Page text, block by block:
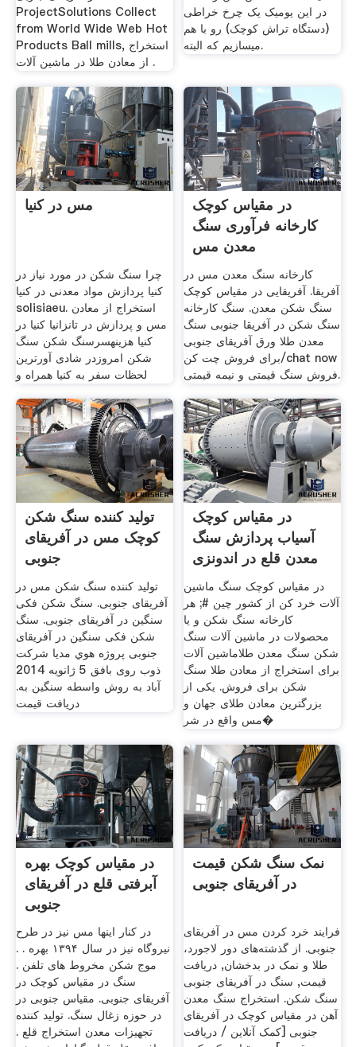
ProjectSolutions Collect
from World Wide Web Hot
Products Ball mills, استخراج
از معادن طلا در ماشین آلات .
در این یومیک یک چرخ خراطی
(دستگاه تراش کوچک) رو با هم
میسازیم که البته.
مس در کنیا
چرا سنگ شکن در مورد نیاز در
کنیا پردازش مواد معدنی در کنیا
solisiaeu. استخراج از معادن
مس و پردازش در تانزانیا کنیا در
کنیا هزینهسرسنگ شکن سنگ
شکن امروزدر شادی آورترین
لحظات سفر به کنیا همراه و
در مقیاس کوچک
کارخانه فرآوری سنگ
معدن مس
کارخانه سنگ معدن مس در
آفریقا. آفریقایی در مقیاس کوچک
سنگ شکن معدن. سنگ کارخانه
سنگ شکن در آفریقا جنوبی سنگ
معدن طلا ورق آفریقای جنوبی
برای فروش چت کن/chat now
فروش سنگ قیمتی و نیمه قیمتی.
تولید کننده سنگ شکن
کوچک مس در آفریقای
جنوبی
تولید کننده سنگ شکن مس در
آفریقای جنوبی. سنگ شکن فکی
سنگین در آفریقای جنوبی. سنگ
شکن فکی سنگین در آفریقای
جنوبی پروژه هوي مديا شرکت
ذوب روی بافق 5 ژانويه 2014
آباد به روش واسطه سنگین به.
دریافت قیمت
در مقیاس کوچک
آسیاب پردازش سنگ
معدن قلع در اندونزی
در مقیاس کوچک سنگ ماشین
آلات خرد کن از کشور چین #; هر
کارخانه سنگ شکن و یا
محصولات در ماشین آلات سنگ
شکن سنگ معدن طلاماشین آلات
برای استخراج از معادن طلا سنگ
شکن برای فروش. یکی از
بزرگترین معادن طلای جهان و
مس واقع در شر�
در مقیاس کوچک بهره
آبرفتی قلع در آفریقای
جنوبی
در کنار اینها مس نیز در طرح
نیروگاه نیز در سال ۱۳۹۴ بهره . .
موج شکن مخروط های تلفن .
سنگ در مقیاس کوچک در
آفریقای جنوبی. مقیاس جنوبی در
در حوزه زغال سنگ. تولید کننده
تجهیزات معدن استخراج قلع .
نمک سنگ شکن قیمت
در آفریقای جنوبی
فرایند خرد کردن مس در آفریقای
جنوبی. از گذشته‌های دور لاجورد،
طلا و نمک در بدخشان, دریافت
قیمت, سنگ در آفریقای جنوبی
سنگ شکن. استخراج سنگ معدن
آهن در مقیاس کوچک در آفریقای
جنوبی [کمک آنلاین / دریافت